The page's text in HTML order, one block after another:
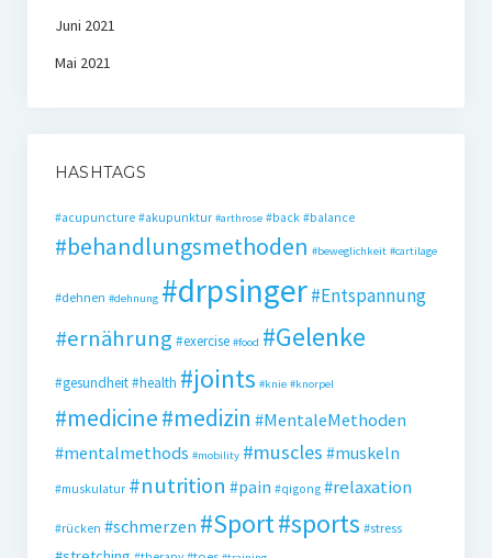
Juni 2021
Mai 2021
HASHTAGS
#acupuncture #akupunktur #arthrose #back #balance
#behandlungsmethoden #beweglichkeit #cartilage
#dehnen #dehnung #drpsinger#Entspannung
#ernährung #exercise #food #Gelenke
#gesundheit#health #joints #knie #knorpel
#medicine#medizin #MentaleMethoden
#mentalmethods #mobility #muscles #muskeln
#muskulatur #nutrition #pain #qigong #relaxation
#rücken #schmerzen #Sport#sports #stress